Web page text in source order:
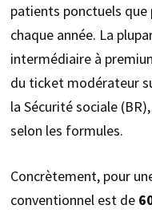
patients ponctuels que
chaque année. La
intermédiaire à
du ticket modérateur
la Sécurité sociale
selon les formules.
Concrètement, pour
conventionnel est de